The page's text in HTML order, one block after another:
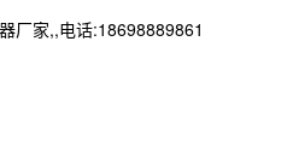
厂家,,电话:18698889861